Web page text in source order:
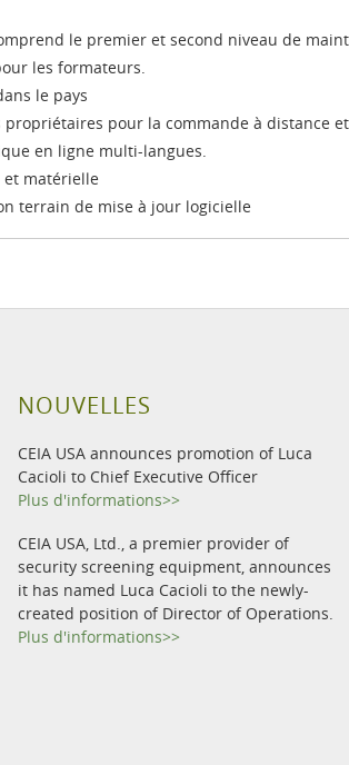
le premier et second niveau de
les formateurs.
le pays
pour la commande à distance
en ligne multi-langues.
et matérielle
terrain de mise à jour logicielle
NOUVELLES
CEIA USA announces promotion of Luca
Cacioli to Chief Executive Officer
Plus d'informations>>
CEIA USA, Ltd., a premier provider of
security screening equipment, announces
it has named Luca Cacioli to the newly-
created position of Director of Operations.
Plus d'informations>>